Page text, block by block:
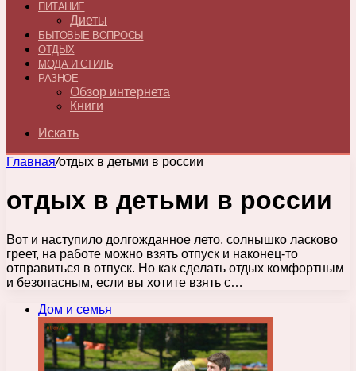
ПИТАНИЕ
Диеты
БЫТОВЫЕ ВОПРОСЫ
ОТДЫХ
МОДА И СТИЛЬ
РАЗНОЕ
Обзор интернета
Книги
Искать
Главная/отдых в детьми в россии
отдых в детьми в россии
Вот и наступило долгожданное лето, солнышко ласково
греет, на работе можно взять отпуск и наконец-то
отправиться в отпуск. Но как сделать отдых комфортным
и безопасным, если вы хотите взять с…
Дом и семья